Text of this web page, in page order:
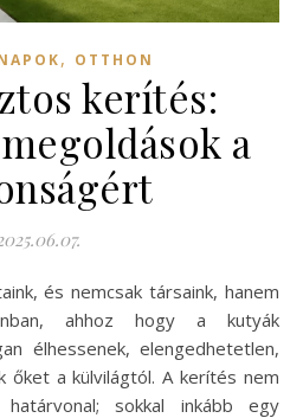
, OTTHON
kerítés:
a
ahhoz hogy a kutyák
élhessenek, elengedhetetlen,
őket a külvilágtól. A kerítés nem
sokkal inkább egy